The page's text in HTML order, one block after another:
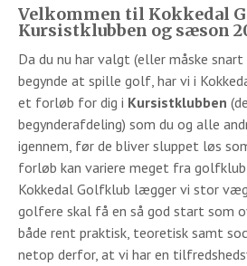
Velkommen til Kokkedal
Kursistklubben og sæson
Da du nu har valgt (eller måske
begynde at spille golf, har vi i
et forløb for dig i Kursistklubben
begynderafdeling) som du og alle
igennem, før de bliver sluppet løs
forløb kan variere meget fra
Kokkedal Golfklub lægger vi stor
golfere skal få en så god start som
både rent praktisk, teoretisk samt
netop derfor, at vi har en